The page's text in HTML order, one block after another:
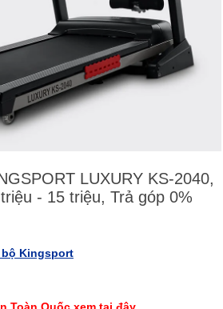
LUXURY KS-2040,
- 15 triệu, Trả góp 0%
bộ Kingsport